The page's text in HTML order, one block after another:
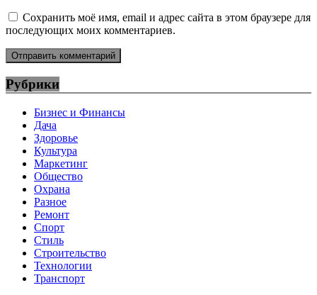
Сохранить моё имя, email и адрес сайта в этом браузере для
последующих моих комментариев.
Рубрики
Бизнес и Финансы
Дача
Здоровье
Культура
Маркетинг
Общество
Охрана
Разное
Ремонт
Спорт
Стиль
Строительство
Технологии
Транспорт